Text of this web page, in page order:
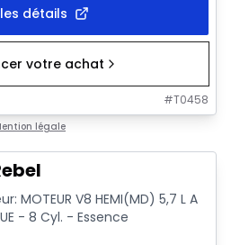
détails
votre achat
#T0458
légale
MOTEUR V8 HEMI(MD) 5,7 L A
- 8 Cyl. - Essence